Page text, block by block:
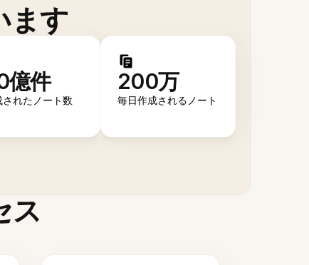
ます
億件
されたノート数
200万
毎日作成されるノート
ス